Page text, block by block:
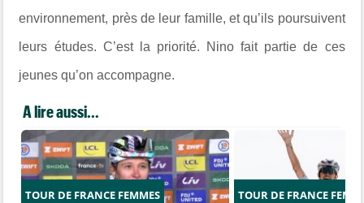
environnement, près de leur famille, et qu’ils poursuivent
leurs études. C’est la priorité. Nino fait partie de ces
jeunes qu’on accompagne.
A lire aussi...
TOUR DE FRANCE FEMMES TOUR DE FRANCE